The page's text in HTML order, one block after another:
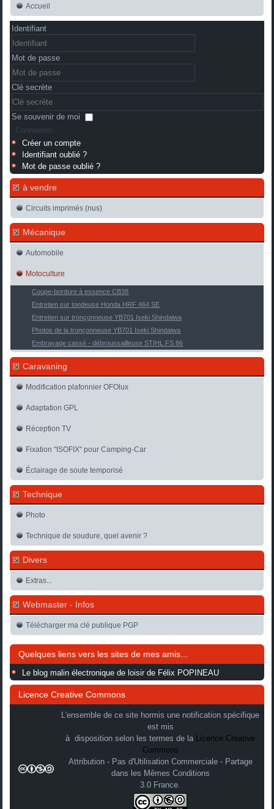
Accueil
Identifiant
Mot de passe
Clé secrète
Se souvenir de moi
Connexion
Créer un compte
Identifiant oublié ?
Mot de passe oublié ?
à vendre
Circuits imprimés (nus)
Mécanique
Automobile
Motoculture
Coupe-bordure à essence CB38
Entretien sur tondeuse Honda HRF 464 SE
Entretien sur tronçonneuse YB701 Iseki Shindaiwa
Photos de la tronçonneuse YB701 Iseki Shindaiwa
Embrayage cassé - débroussailleuse STIHL FS 86
Caravaning
Modification plafonnier OFOlux
Adaptation GPL
Réception TV
Fixation "ISOFIX" pour Camping-Car
Éclairage de soute temporisé
Technique
Photo
Technique de soudure, quel avenir ?
Divers
Extras...
Webmaster - Infos
Télécharger ma clé publique PGP
Quelques liens vers les sites de mes amis...
Le blog malin électronique de loisir de Félix POPINEAU
Licence Creative Commons
L'ensemble de ce site hormis une notification spécifique
est mis
à disposition selon les termes de la Licence Creative
Commons
Attribution - Pas d'Utilisation Commerciale - Partage
dans les Mêmes Conditions
3.0 France.